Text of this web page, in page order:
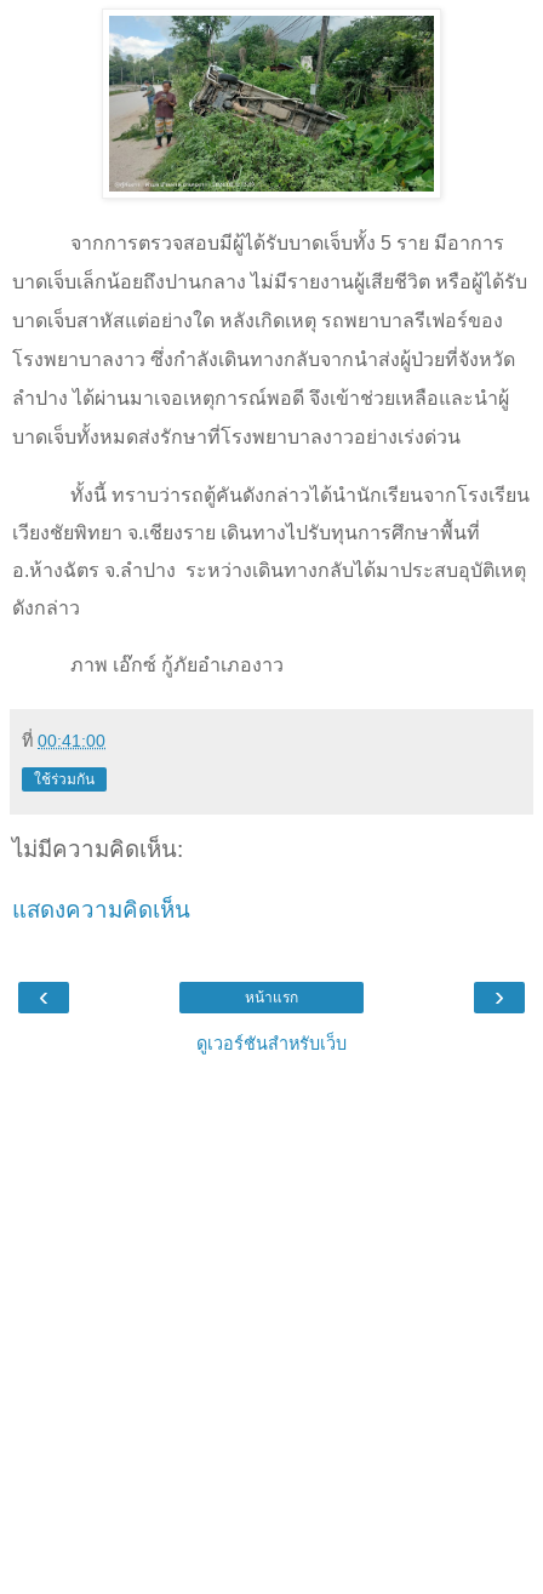
จากการตรวจสอบมีผู้ได้รับบาดเจ็บทั้ง 5 ราย มีอาการ
บาดเจ็บเล็กน้อยถึงปานกลาง ไม่มีรายงานผู้เสียชีวิต หรือผู้ได้รับ
บาดเจ็บสาหัสแต่อย่างใด หลังเกิดเหตุ รถพยาบาลรีเฟอร์ของ
โรงพยาบาลงาว ซึ่งกำลังเดินทางกลับจากนำส่งผู้ป่วยที่จังหวัด
ลำปาง ได้ผ่านมาเจอเหตุการณ์พอดี จึงเข้าช่วยเหลือและนำผู้
บาดเจ็บทั้งหมดส่งรักษาที่โรงพยาบาลงาวอย่างเร่งด่วน
ทั้งนี้ ทราบว่ารถตู้คันดังกล่าวได้นำนักเรียนจากโรงเรียน
เวียงชัยพิทยา จ.เชียงราย เดินทางไปรับทุนการศึกษาพื้นที่
อ.ห้างฉัตร จ.ลำปาง ระหว่างเดินทางกลับได้มาประสบอุบัติเหตุ
ดังกล่าว
ภาพ เอ๊กซ์ กู้ภัยอำเภองาว
ที่ 00:41:00
ใช้ร่วมกัน
ไม่มีความคิดเห็น:
แสดงความคิดเห็น
‹ ›
หน้าแรก
ดูเวอร์ชันสำหรับเว็บ